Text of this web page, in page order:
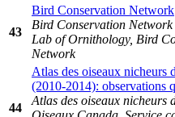
43
Bird Conservation Network
Bird Conservation
Lab of Ornithology, Bird
Network
44
Atlas des oiseaux nicheurs
(2010-2014): observations
Atlas des oiseaux nicheurs